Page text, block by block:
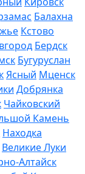
Балахна
Кстово
Бердск
Бугуруслан
Ясный Мценск
Добрянка
Чайковский
Камень
Находка
Великие Луки
Алтайск